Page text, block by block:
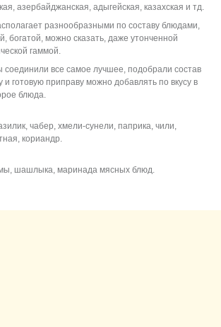
азербайджанская, адыгейская, казахская и тд.
разнообразными по составу блюдами,
богатой, можно сказать, даже утонченной
гаммой.
соединили все самое лучшее, подобрали состав
и готовую приправу можно добавлять по вкусу в
блюда.
чабер, хмели-сунели, паприка, чили,
кориандр.
шашлыка, маринада мясных блюд.